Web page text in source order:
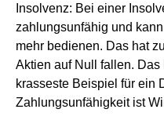
Insolvenz: Bei einer
zahlungsunfähig und
mehr bedienen. Das hat
Aktien auf Null fallen. Das
krasseste Beispiel für ein
Zahlungsunfähigkeit ist